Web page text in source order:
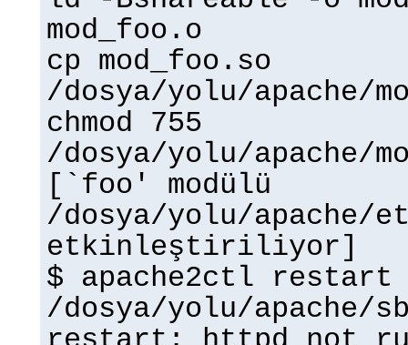
mod_foo.o
cp mod_foo.so
/dosya/yolu/apache/
chmod 755
/dosya/yolu/apache/
[`foo' modülü
/dosya/yolu/apache/
etkinleştiriliyor]
$ apache2ctl restart
/dosya/yolu/apache/